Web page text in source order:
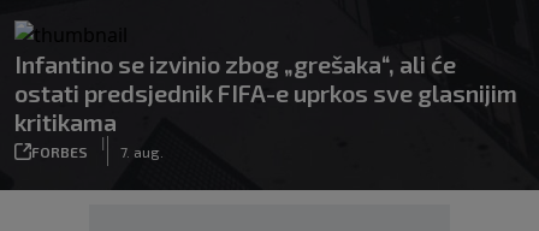
Infantino se izvinio zbog „grešaka“, ali će
ostati predsjednik FIFA-e uprkos sve glasnijim
kritikama
FORBES
|
7. aug.